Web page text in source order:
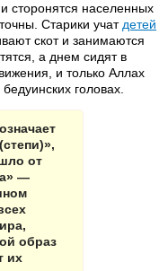
сторонятся населенных
Старики учат детей
скот и занимаются
а днем сидят в
и только Аллах
головах.
от
—
образ
их